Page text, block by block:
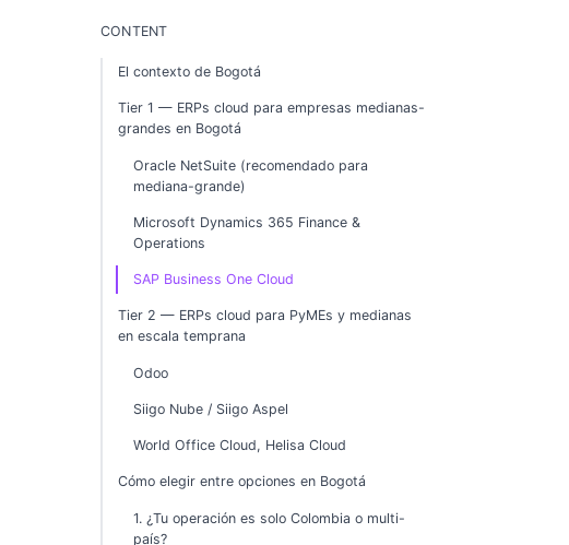
CONTENT
El contexto de Bogotá
Tier 1 — ERPs cloud para empresas medianas-
grandes en Bogotá
Oracle NetSuite (recomendado para
mediana-grande)
Microsoft Dynamics 365 Finance &
Operations
SAP Business One Cloud
Tier 2 — ERPs cloud para PyMEs y medianas
en escala temprana
Odoo
Siigo Nube / Siigo Aspel
World Office Cloud, Helisa Cloud
Cómo elegir entre opciones en Bogotá
1. ¿Tu operación es solo Colombia o multi-
país?